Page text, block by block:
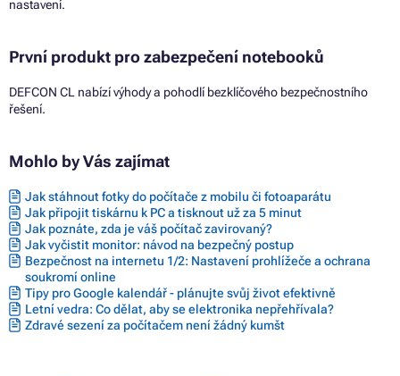
nastavení.
První produkt pro zabezpečení notebooků
DEFCON CL nabízí výhody a pohodlí bezklíčového bezpečnostního
řešení.
Mohlo by Vás zajímat
Jak stáhnout fotky do počítače z mobilu či fotoaparátu
Jak připojit tiskárnu k PC a tisknout už za 5 minut
Jak poznáte, zda je váš počítač zavirovaný?
Jak vyčistit monitor: návod na bezpečný postup
Bezpečnost na internetu 1/2: Nastavení prohlížeče a ochrana
soukromí online
Tipy pro Google kalendář - plánujte svůj život efektivně
Letní vedra: Co dělat, aby se elektronika nepřehřívala?
Zdravé sezení za počítačem není žádný kumšt